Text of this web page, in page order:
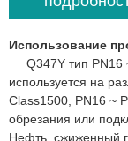
Использование
Q347Y тип PN16
используется на
Class1500, PN16 ~
обрезания или
Нефть, сжиженный